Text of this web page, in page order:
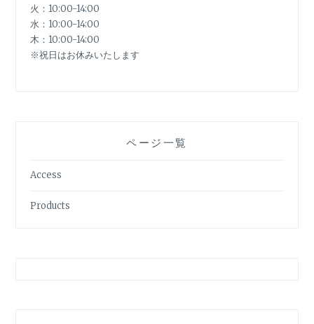
火：10:00-14:00
水：10:00-14:00
木：10:00-14:00
※祝日はお休みいたします
ページ一覧
Access
Products